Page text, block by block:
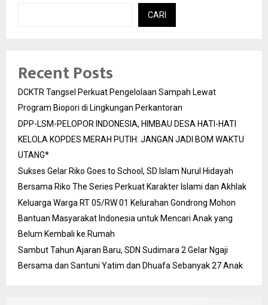
CARI
Recent Posts
DCKTR Tangsel Perkuat Pengelolaan Sampah Lewat
Program Biopori di Lingkungan Perkantoran
DPP-LSM-PELOPOR INDONESIA, HIMBAU DESA HATI-HATI
KELOLA KOPDES MERAH PUTIH: JANGAN JADI BOM WAKTU
UTANG*
Sukses Gelar Riko Goes to School, SD Islam Nurul Hidayah
Bersama Riko The Series Perkuat Karakter Islami dan Akhlak
Keluarga Warga RT 05/RW 01 Kelurahan Gondrong Mohon
Bantuan Masyarakat Indonesia untuk Mencari Anak yang
Belum Kembali ke Rumah
Sambut Tahun Ajaran Baru, SDN Sudimara 2 Gelar Ngaji
Bersama dan Santuni Yatim dan Dhuafa Sebanyak 27 Anak